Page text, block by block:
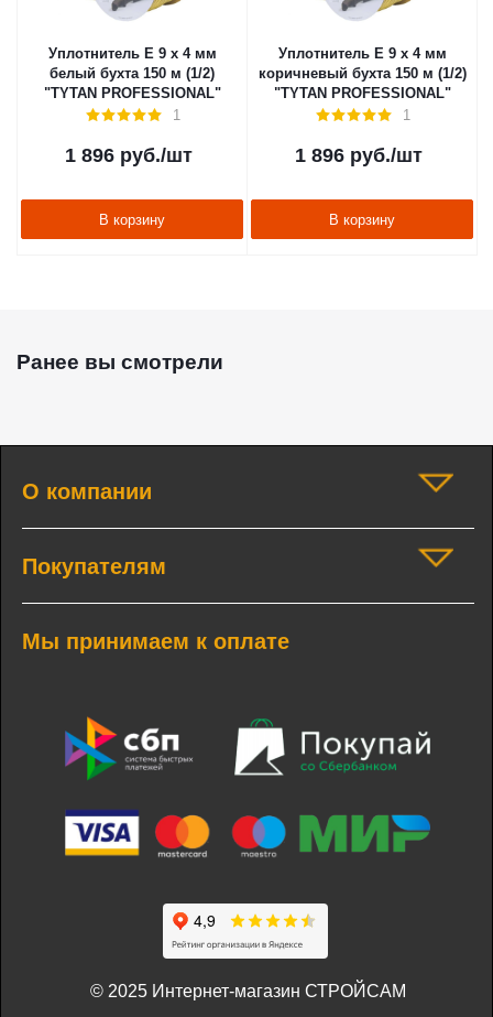
Уплотнитель E 9 х 4 мм
белый бухта 150 м (1/2)
"TYTAN PROFESSIONAL"
1
1 896руб./шт
В корзину
Уплотнитель E 9 х 4 мм
коричневый бухта 150 м (1/2)
"TYTAN PROFESSIONAL"
1
1 896руб./шт
В корзину
Ранее вы смотрели
О компании
Покупателям
Мы принимаем к оплате
© 2025 Интернет-магазин СТРОЙСАМ